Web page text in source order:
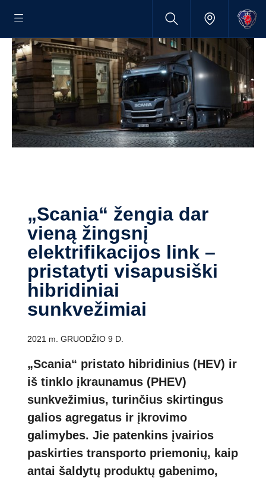
„Scania“ žengia dar
vieną žingsnį
elektrifikacijos link –
pristatyti visapusiški
hibridiniai
sunkvežimiai
2021 m. GRUODŽIO 9 D.
„Scania“ pristato hibridinius (HEV) ir
iš tinklo įkraunamus (PHEV)
sunkvežimius, turinčius skirtingus
galios agregatus ir įkrovimo
galimybes. Jie patenkins įvairios
paskirties transporto priemonių, kaip
antai šaldytų produktų gabenimo,